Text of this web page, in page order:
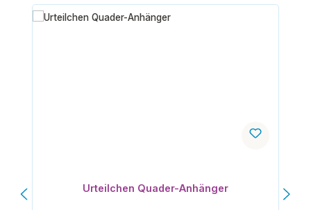
Urteilchen Quader-Anhänger